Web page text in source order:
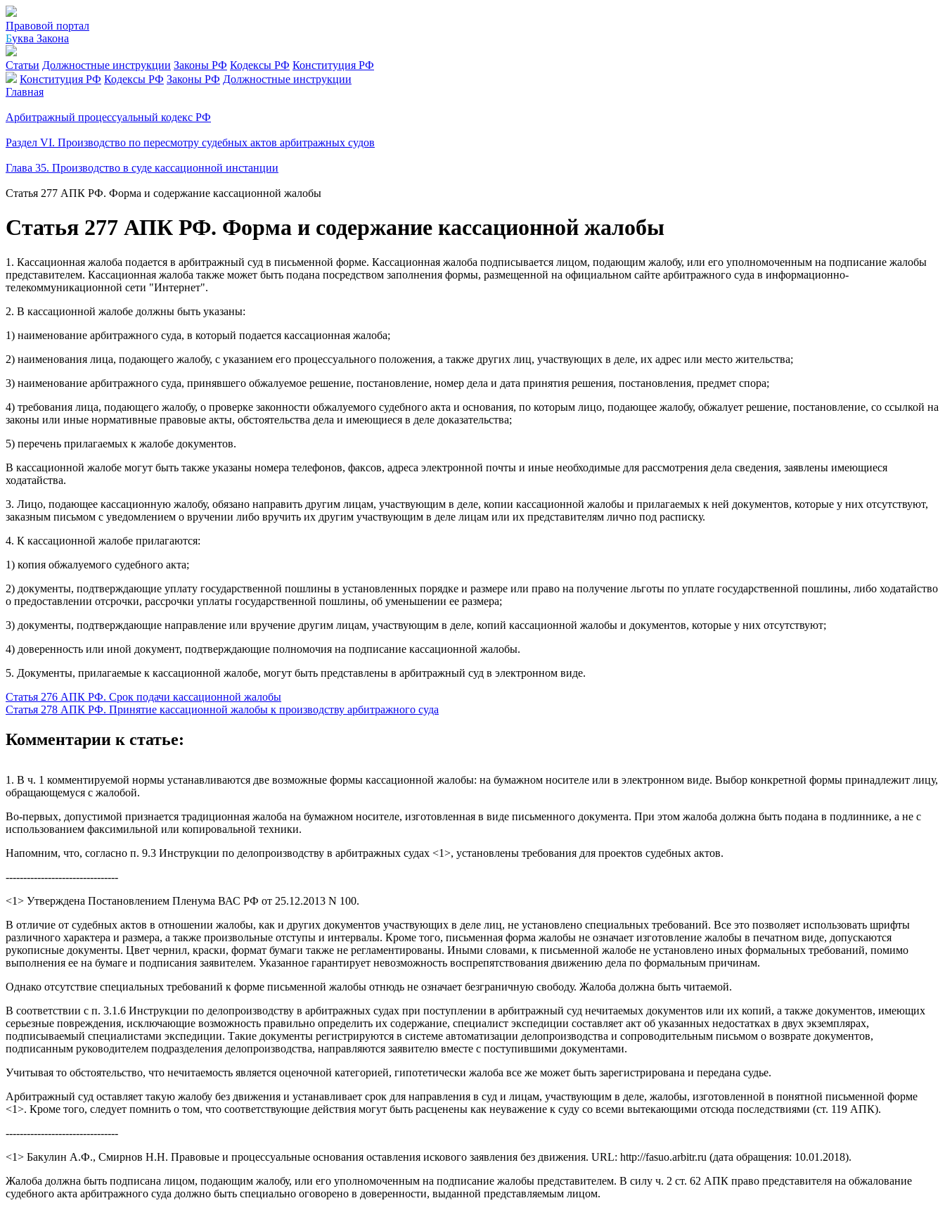
Правовой портал
Буква Закона
Статьи Должностные инструкции Законы РФ Кодексы РФ Конституция РФ
Конституция РФ Кодексы РФ Законы РФ Должностные инструкции
Главная
Арбитражный процессуальный кодекс РФ
Раздел VI. Производство по пересмотру судебных актов арбитражных судов
Глава 35. Производство в суде кассационной инстанции
Статья 277 АПК РФ. Форма и содержание кассационной жалобы
Статья 277 АПК РФ. Форма и содержание кассационной жалобы
1. Кассационная жалоба подается в арбитражный суд в письменной форме. Кассационная жалоба подписывается лицом, подающим жалобу, или его уполномоченным на подписание жалобы
представителем. Кассационная жалоба также может быть подана посредством заполнения формы, размещенной на официальном сайте арбитражного суда в информационно-
телекоммуникационной сети "Интернет".
2. В кассационной жалобе должны быть указаны:
1) наименование арбитражного суда, в который подается кассационная жалоба;
2) наименования лица, подающего жалобу, с указанием его процессуального положения, а также других лиц, участвующих в деле, их адрес или место жительства;
3) наименование арбитражного суда, принявшего обжалуемое решение, постановление, номер дела и дата принятия решения, постановления, предмет спора;
4) требования лица, подающего жалобу, о проверке законности обжалуемого судебного акта и основания, по которым лицо, подающее жалобу, обжалует решение, постановление, со ссылкой на
законы или иные нормативные правовые акты, обстоятельства дела и имеющиеся в деле доказательства;
5) перечень прилагаемых к жалобе документов.
В кассационной жалобе могут быть также указаны номера телефонов, факсов, адреса электронной почты и иные необходимые для рассмотрения дела сведения, заявлены имеющиеся
ходатайства.
3. Лицо, подающее кассационную жалобу, обязано направить другим лицам, участвующим в деле, копии кассационной жалобы и прилагаемых к ней документов, которые у них отсутствуют,
заказным письмом с уведомлением о вручении либо вручить их другим участвующим в деле лицам или их представителям лично под расписку.
4. К кассационной жалобе прилагаются:
1) копия обжалуемого судебного акта;
2) документы, подтверждающие уплату государственной пошлины в установленных порядке и размере или право на получение льготы по уплате государственной пошлины, либо ходатайство
о предоставлении отсрочки, рассрочки уплаты государственной пошлины, об уменьшении ее размера;
3) документы, подтверждающие направление или вручение другим лицам, участвующим в деле, копий кассационной жалобы и документов, которые у них отсутствуют;
4) доверенность или иной документ, подтверждающие полномочия на подписание кассационной жалобы.
5. Документы, прилагаемые к кассационной жалобе, могут быть представлены в арбитражный суд в электронном виде.
Статья 276 АПК РФ. Срок подачи кассационной жалобы
Статья 278 АПК РФ. Принятие кассационной жалобы к производству арбитражного суда
Комментарии к статье:
1. В ч. 1 комментируемой нормы устанавливаются две возможные формы кассационной жалобы: на бумажном носителе или в электронном виде. Выбор конкретной формы принадлежит лицу,
обращающемуся с жалобой.
Во-первых, допустимой признается традиционная жалоба на бумажном носителе, изготовленная в виде письменного документа. При этом жалоба должна быть подана в подлиннике, а не с
использованием факсимильной или копировальной техники.
Напомним, что, согласно п. 9.3 Инструкции по делопроизводству в арбитражных судах <1>, установлены требования для проектов судебных актов.
--------------------------------
<1> Утверждена Постановлением Пленума ВАС РФ от 25.12.2013 N 100.
В отличие от судебных актов в отношении жалобы, как и других документов участвующих в деле лиц, не установлено специальных требований. Все это позволяет использовать шрифты
различного характера и размера, а также произвольные отступы и интервалы. Кроме того, письменная форма жалобы не означает изготовление жалобы в печатном виде, допускаются
рукописные документы. Цвет чернил, краски, формат бумаги также не регламентированы. Иными словами, к письменной жалобе не установлено иных формальных требований, помимо
выполнения ее на бумаге и подписания заявителем. Указанное гарантирует невозможность воспрепятствования движению дела по формальным причинам.
Однако отсутствие специальных требований к форме письменной жалобы отнюдь не означает безграничную свободу. Жалоба должна быть читаемой.
В соответствии с п. 3.1.6 Инструкции по делопроизводству в арбитражных судах при поступлении в арбитражный суд нечитаемых документов или их копий, а также документов, имеющих
серьезные повреждения, исключающие возможность правильно определить их содержание, специалист экспедиции составляет акт об указанных недостатках в двух экземплярах,
подписываемый специалистами экспедиции. Такие документы регистрируются в системе автоматизации делопроизводства и сопроводительным письмом о возврате документов,
подписанным руководителем подразделения делопроизводства, направляются заявителю вместе с поступившими документами.
Учитывая то обстоятельство, что нечитаемость является оценочной категорией, гипотетически жалоба все же может быть зарегистрирована и передана судье.
Арбитражный суд оставляет такую жалобу без движения и устанавливает срок для направления в суд и лицам, участвующим в деле, жалобы, изготовленной в понятной письменной форме
<1>. Кроме того, следует помнить о том, что соответствующие действия могут быть расценены как неуважение к суду со всеми вытекающими отсюда последствиями (ст. 119 АПК).
--------------------------------
<1> Бакулин А.Ф., Смирнов Н.Н. Правовые и процессуальные основания оставления искового заявления без движения. URL: http://fasuo.arbitr.ru (дата обращения: 10.01.2018).
Жалоба должна быть подписана лицом, подающим жалобу, или его уполномоченным на подписание жалобы представителем. В силу ч. 2 ст. 62 АПК право представителя на обжалование
судебного акта арбитражного суда должно быть специально оговорено в доверенности, выданной представляемым лицом.